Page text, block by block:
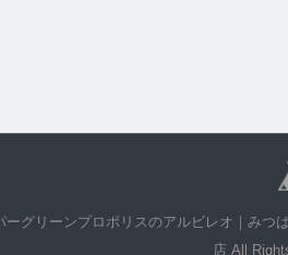
グリーンプロポリスのアルビレオ｜みつ
店 All